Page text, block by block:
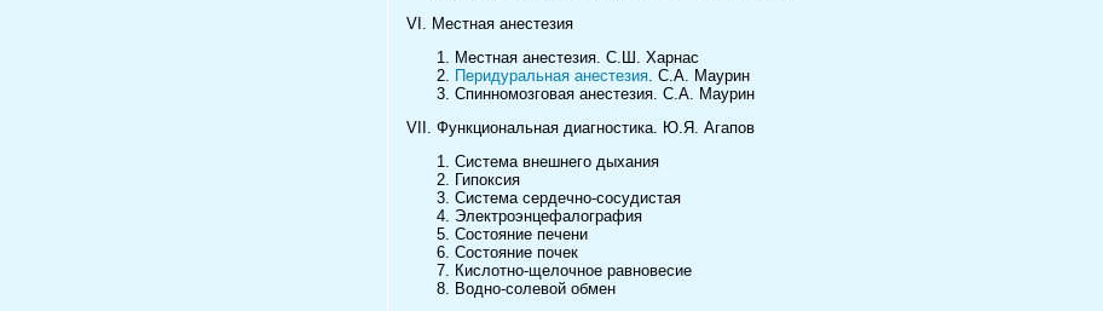
VI. Местная анестезия
Местная анестезия. С.Ш. Харнас
Перидуральная анестезия . С.А. Маурин
Спинномозговая анестезия. С.А. Маурин
VII. Функциональная диагностика. Ю.Я. Агапов
Система внешнего дыхания
Гипоксия
Система сердечно-сосудистая
Электроэнцефалография
Состояние печени
Состояние почек
Кислотно-щелочное равновесие
Водно-солевой обмен